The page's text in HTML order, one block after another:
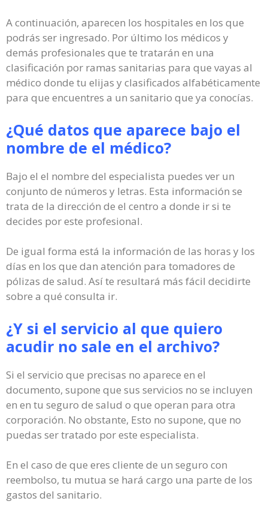
A continuación, aparecen los hospitales en los que
podrás ser ingresado. Por último los médicos y
demás profesionales que te tratarán en una
clasificación por ramas sanitarias para que vayas al
médico donde tu elijas y clasificados alfabéticamente
para que encuentres a un sanitario que ya conocías.
¿Qué datos que aparece bajo el
nombre de el médico?
Bajo el el nombre del especialista puedes ver un
conjunto de números y letras. Esta información se
trata de la dirección de el centro a donde ir si te
decides por este profesional.
De igual forma está la información de las horas y los
días en los que dan atención para tomadores de
pólizas de salud. Así te resultará más fácil decidirte
sobre a qué consulta ir.
¿Y si el servicio al que quiero
acudir no sale en el archivo?
Si el servicio que precisas no aparece en el
documento, supone que sus servicios no se incluyen
en en tu seguro de salud o que operan para otra
corporación. No obstante, Esto no supone, que no
puedas ser tratado por este especialista.
En el caso de que eres cliente de un seguro con
reembolso, tu mutua se hará cargo una parte de los
gastos del sanitario.